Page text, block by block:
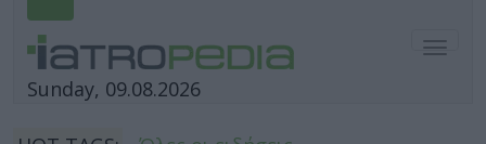
Sunday, 09.08.2026